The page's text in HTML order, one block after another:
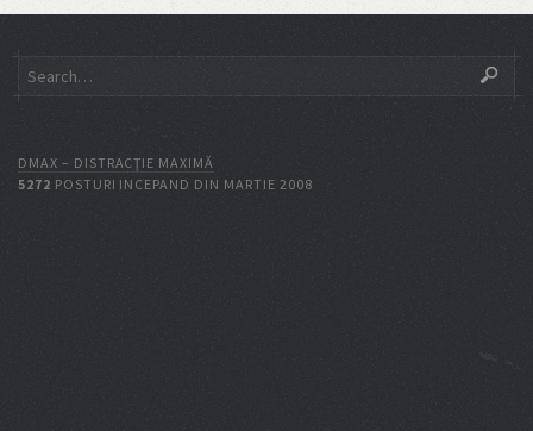
DMAX – DISTRACŢIE MAXIMĂ
5272 POSTURI INCEPAND DIN MARTIE 2008